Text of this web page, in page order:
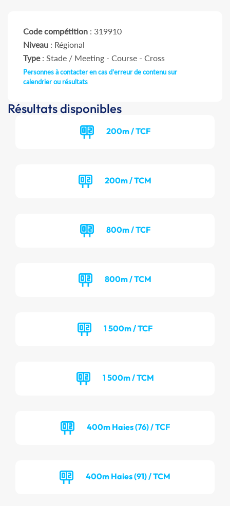
Code compétition : 319910
Niveau : Régional
Type: Stade / Meeting - Course - Cross
Personnes à contacter en cas d'erreur de contenu sur
calendrier ou résultats
Résultats disponibles
200m / TCF
200m / TCM
800m / TCF
800m / TCM
1 500m / TCF
1 500m / TCM
400m Haies (76) / TCF
400m Haies (91) / TCM